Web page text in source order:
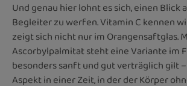
Und genau hier lohnt es sich, einen Blick
Begleiter zu werfen. Vitamin C kennen
zeigt sich nicht nur im Orangensaftglas.
Ascorbylpalmitat steht eine Variante im
besonders sanft und gut verträglich gilt
Aspekt in einer Zeit, in der der Körper